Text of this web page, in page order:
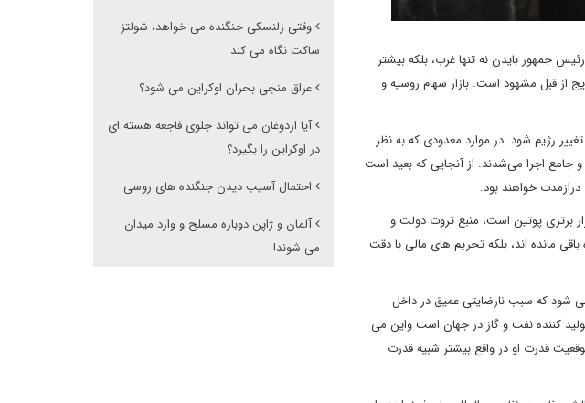
جمهور بایدن نه تنها غرب، بلکه بیشتر
از قبل مشهود است. بازار سهام روسیه و
رژیم شود. در موارد معدودی که به نظر
و جامع اجرا می‌شدند. از آنجایی که بعید است
خواهند بود.
برتری پوتین است، منبع ثروت دولت و
مانده اند، بلکه تحریم های مالی با دقت
می کند که غرب نمی تواند انرژی روسیه را تحریم کند، زیرا باعث ایجاد یک بحران انرژی مانند دهه ۱۹۷۰ می شود که سبب نارضایتی عمیق در داخل
امروزه ایالات متحده بزرگترین تولید کننده نفت و گاز در جهان است واین می
قدرت او در واقع بیشتر شبیه قدرت
وقتی زلنسکی جنگنده می خواهد، شولتز
ساکت نگاه می کند
عراق منجی بحران اوکراین می شود؟
آیا اردوغان می تواند جلوی فاجعه هسته ای
در اوکراین را بگیرد؟
احتمال آسیب دیدن جنگنده های روسی
آلمان و ژاپن دوباره مسلح و وارد میدان
می شوند!